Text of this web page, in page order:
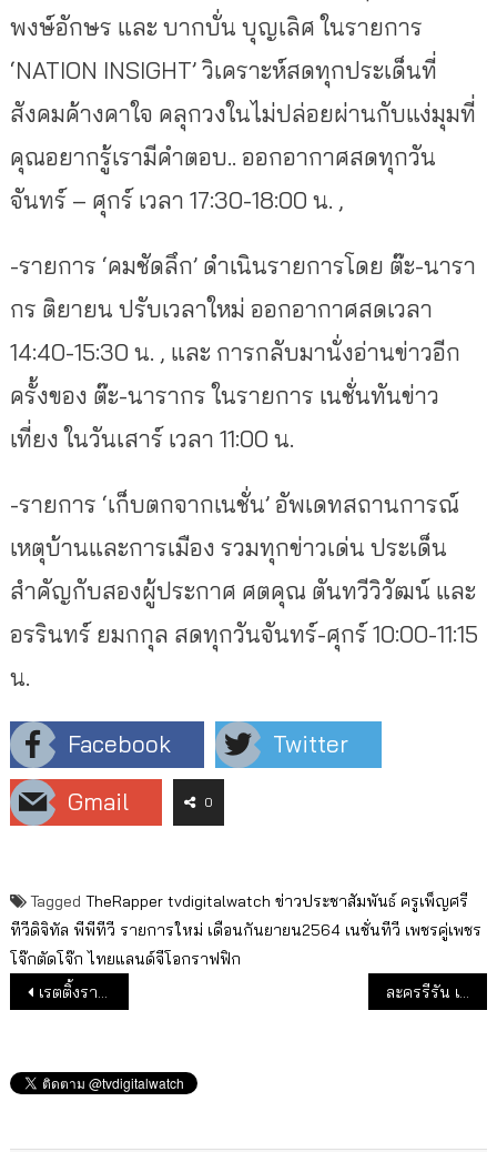
พงษ์อักษร และ บากบั่น บุญเลิศ ในรายการ
‘NATION INSIGHT’ วิเคราะห์สดทุกประเด็นที่
สังคมค้างคาใจ คลุกวงในไม่ปล่อยผ่านกับแง่มุมที่
คุณอยากรู้เรามีคำตอบ.. ออกอากาศสดทุกวัน
จันทร์ – ศุกร์ เวลา 17:30-18:00 น. ,
-รายการ ‘คมชัดลึก’ ดำเนินรายการโดย ต๊ะ-นารา
กร ติยายน ปรับเวลาใหม่ ออกอากาศสดเวลา
14:40-15:30 น. , และ การกลับมานั่งอ่านข่าวอีก
ครั้งของ ต๊ะ-นารากร ในรายการ เนชั่นทันข่าว
เที่ยง ในวันเสาร์ เวลา 11:00 น.
-รายการ ‘เก็บตกจากเนชั่น’ อัพเดทสถานการณ์
เหตุบ้านและการเมือง รวมทุกข่าวเด่น ประเด็น
สำคัญกับสองผู้ประกาศ ศตคุณ ตันทวีวิวัฒน์ และ
อรรินทร์ ยมกกุล สดทุกวันจันทร์-ศุกร์ 10:00-11:15
น.
Facebook
Twitter
Gmail
0
Tagged TheRapper tvdigitalwatch ข่าวประชาสัมพันธ์ ครูเพ็ญศรี
ทีวีดิจิทัล พีพีทีวี รายการใหม่ เดือนกันยายน2564 เนชั่นทีวี เพชรคู่เพชร
โจ๊กตัดโจ๊ก ไทยแลนด์จีโอกราฟฟิก
แนะแนวเรื่อง
เรตติ้งรายการทีวีดิจิทัลวันหวยออก 1 ก.ย. 64 ละครรีรัน เรตติ้งยืน 1 ทั้งวัน